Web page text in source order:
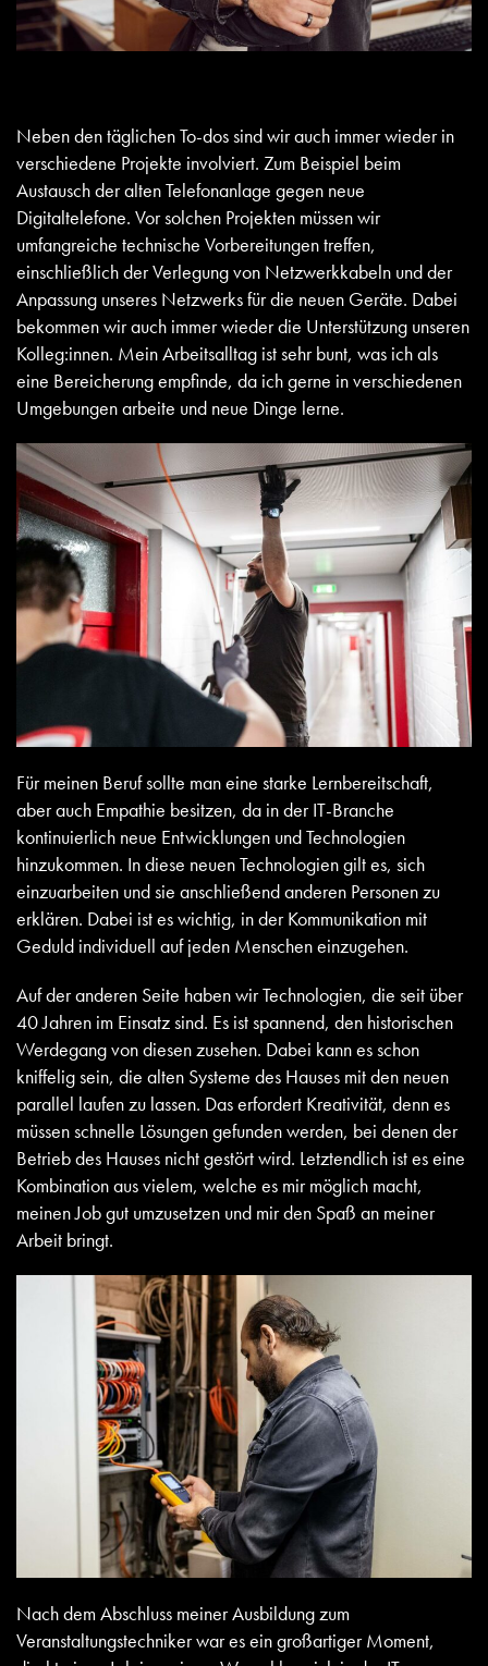
Neben den täglichen To-dos sind wir auch immer wieder in
verschiedene Projekte involviert. Zum Beispiel beim
Austausch der alten Telefonanlage gegen neue
Digitaltelefone. Vor solchen Projekten müssen wir
umfangreiche technische Vorbereitungen treffen,
einschließlich der Verlegung von Netzwerkkabeln und der
Anpassung unseres Netzwerks für die neuen Geräte. Dabei
bekommen wir auch immer wieder die Unterstützung unseren
Kolleg:innen. Mein Arbeitsalltag ist sehr bunt, was ich als
eine Bereicherung empfinde, da ich gerne in verschiedenen
Umgebungen arbeite und neue Dinge lerne.
Für meinen Beruf sollte man eine starke Lernbereitschaft,
aber auch Empathie besitzen, da in der IT-Branche
kontinuierlich neue Entwicklungen und Technologien
hinzukommen. In diese neuen Technologien gilt es, sich
einzuarbeiten und sie anschließend anderen Personen zu
erklären. Dabei ist es wichtig, in der Kommunikation mit
Geduld individuell auf jeden Menschen einzugehen.
Auf der anderen Seite haben wir Technologien, die seit über
40 Jahren im Einsatz sind. Es ist spannend, den historischen
Werdegang von diesen zusehen. Dabei kann es schon
kniffelig sein, die alten Systeme des Hauses mit den neuen
parallel laufen zu lassen. Das erfordert Kreativität, denn es
müssen schnelle Lösungen gefunden werden, bei denen der
Betrieb des Hauses nicht gestört wird. Letztendlich ist es eine
Kombination aus vielem, welche es mir möglich macht,
meinen Job gut umzusetzen und mir den Spaß an meiner
Arbeit bringt.
Nach dem Abschluss meiner Ausbildung zum
Veranstaltungstechniker war es ein großartiger Moment,